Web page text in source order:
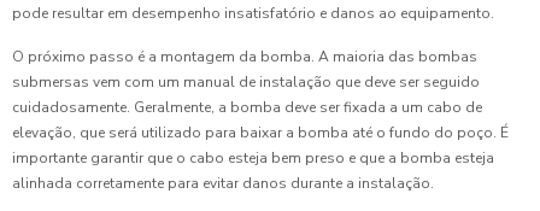
pode resultar em desempenho insatisfatório e danos ao equipamento.
O próximo passo é a montagem da bomba. A maioria das bombas
submersas vem com um manual de instalação que deve ser seguido
cuidadosamente. Geralmente, a bomba deve ser fixada a um cabo de
elevação, que será utilizado para baixar a bomba até o fundo do poço. É
importante garantir que o cabo esteja bem preso e que a bomba esteja
alinhada corretamente para evitar danos durante a instalação.